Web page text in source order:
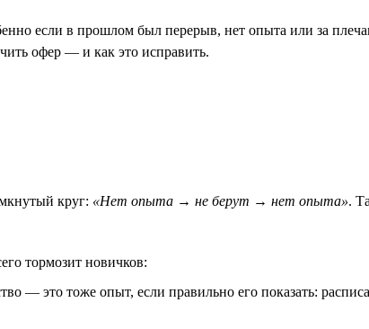
если в прошлом был перерыв, нет опыта или за
офер — и как это исправить.
круг: «Нет опыта → не берут → нет опыта».
тормозит новичков:
— это тоже опыт, если правильно его показать: